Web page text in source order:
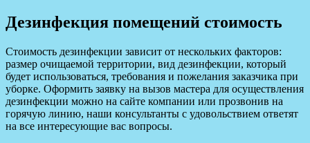
Дезинфекция помещений стоимость
Стоимость дезинфекции зависит от нескольких факторов:
размер очищаемой территории, вид дезинфекции, который
будет использоваться, требования и пожелания заказчика при
уборке. Оформить заявку на вызов мастера для осуществления
дезинфекции можно на сайте компании или прозвонив на
горячую линию, наши консультанты с удовольствием ответят
на все интересующие вас вопросы.